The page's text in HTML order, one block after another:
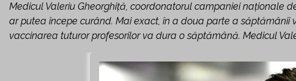
Medicul Valeriu Gheorghiță, coordonatorul campaniei naționale
ar putea începe curând. Mai exact, în a doua parte a săptămânii
vaccinarea tuturor profesorilor va dura o săptămână. Medicul